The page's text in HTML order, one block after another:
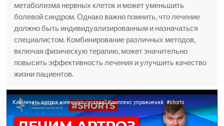
метаболизма нервных клеток и может уменьшить
болевой синдром. Однако важно помнить, что лечение
должно быть индивидуализированным и назначаться
специалистом. Комбинирование различных методов,
включая физическую терапию, может значительно
повысить эффективность лечения и улучшить качество
жизни пациентов.
Как лечить артроз коленного сустава? Комплекс упражнений. #shorts